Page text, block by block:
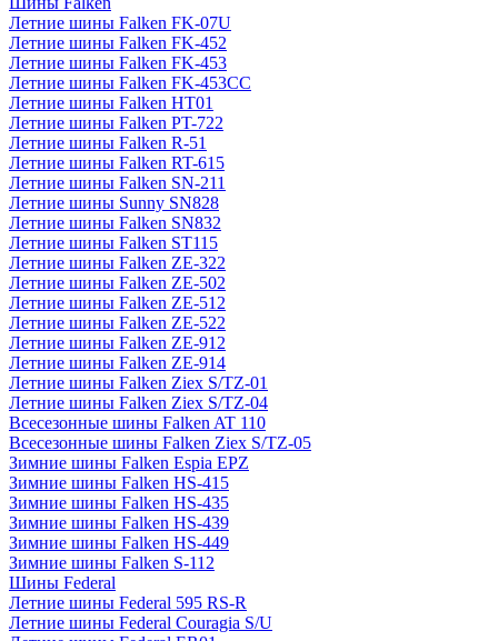
Летние шины Falken FK-07U
Летние шины Falken FK-452
Летние шины Falken FK-453
Летние шины Falken FK-453CC
Летние шины Falken HT01
Летние шины Falken PT-722
Летние шины Falken R-51
Летние шины Falken RT-615
Летние шины Falken SN-211
Летние шины Sunny SN828
Летние шины Falken SN832
Летние шины Falken ST115
Летние шины Falken ZE-322
Летние шины Falken ZE-502
Летние шины Falken ZE-512
Летние шины Falken ZE-522
Летние шины Falken ZE-912
Летние шины Falken ZE-914
Летние шины Falken Ziex S/TZ-01
Летние шины Falken Ziex S/TZ-04
Всесезонные шины Falken AT 110
Всесезонные шины Falken Ziex S/TZ-05
Зимние шины Falken Espia EPZ
Зимние шины Falken HS-415
Зимние шины Falken HS-435
Зимние шины Falken HS-439
Зимние шины Falken HS-449
Зимние шины Falken S-112
Шины Federal
Летние шины Federal 595 RS-R
Летние шины Federal Couragia S/U